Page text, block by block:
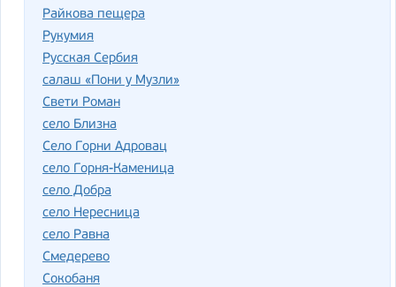
Райкова пещера
Рукумия
Русская Сербия
салаш «Пони у Музли»
Свети Роман
село Близна
Село Горни Адровац
село Горня-Каменица
село Добра
село Нересница
село Равна
Смедерево
Сокобаня